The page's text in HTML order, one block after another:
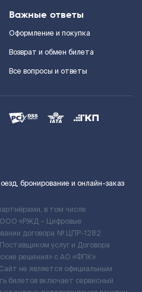
Важные ответы
Оформление и покупка
Возврат и обмен билета
Все вопросы и ответы
бронирование и онлайн-заказ
в том числе
ООО «РЖД – Цифровые
договора № ЦПР-1282
услуг и Договора
решения» c АО «ФПК»
не является официальным
билетов включает сервисный